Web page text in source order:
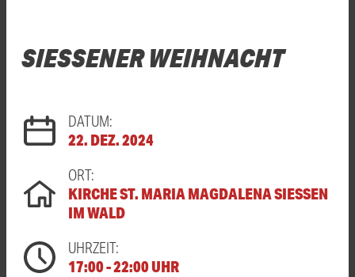
SIESSENER WEIHNACHT
DATUM:
22. DEZ. 2024
ORT:
KIRCHE ST. MARIA MAGDALENA SIESSEN I
M WALD
UHRZEIT:
17:00 - 22:00 UHR